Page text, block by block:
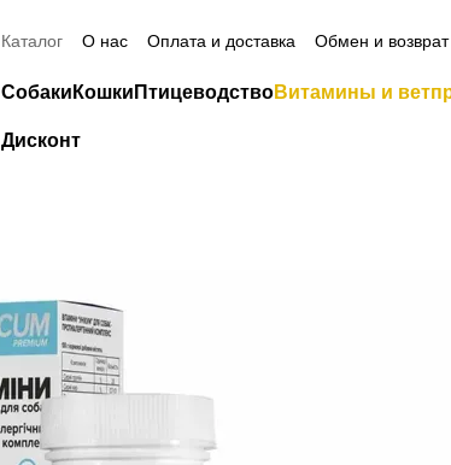
Каталог
О нас Оплата и доставка
Обмен и возврат
Собаки Кошки ПтицеводствоВитамины и
Дисконт